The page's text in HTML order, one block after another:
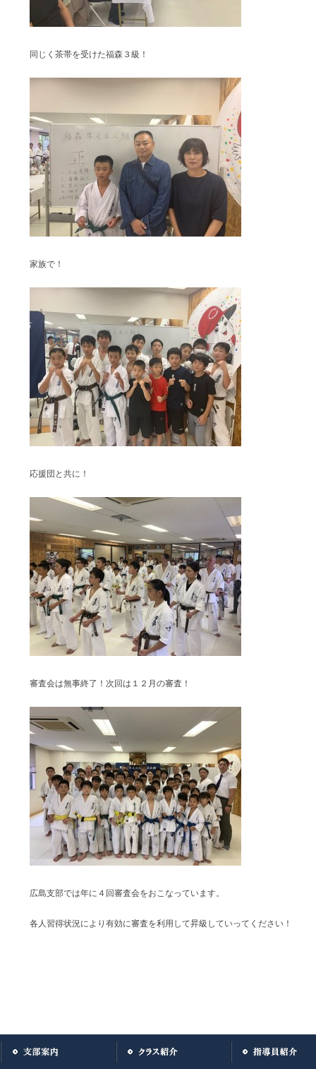
同じく茶帯を受けた福森３級！
家族で！
応援団と共に！
審査会は無事終了！次回は１２月の審査！
広島支部では年に４回審査会をおこなっています。
各人習得状況により有効に審査を利用して昇級していってください！